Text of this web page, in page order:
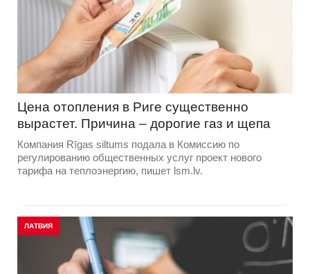
Цена отопления в Риге существенно
вырастет. Причина – дорогие газ и щепа
Компания Rīgas siltums подала в Комиссию по
регулированию общественных услуг проект нового
тарифа на теплоэнергию, пишет lsm.lv.
ЛАТВИЯ